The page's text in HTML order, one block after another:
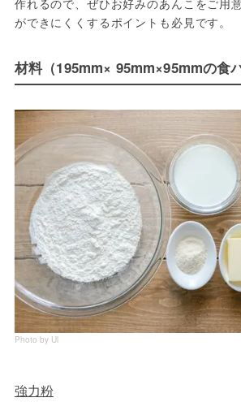
作れるので、ぜひお好みのあんこをご用
ができにくくするポイントも必見です。
材料（195mm× 95mm×95mmの食
Photo by Ul
強力粉